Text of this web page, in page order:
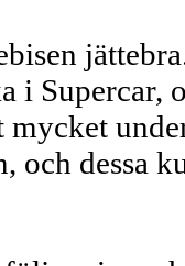
i Supercar,
och dessa